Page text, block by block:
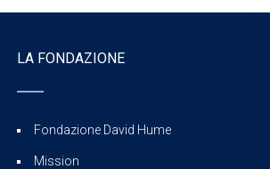
LA FONDAZIONE
Fondazione David Hume
Mission